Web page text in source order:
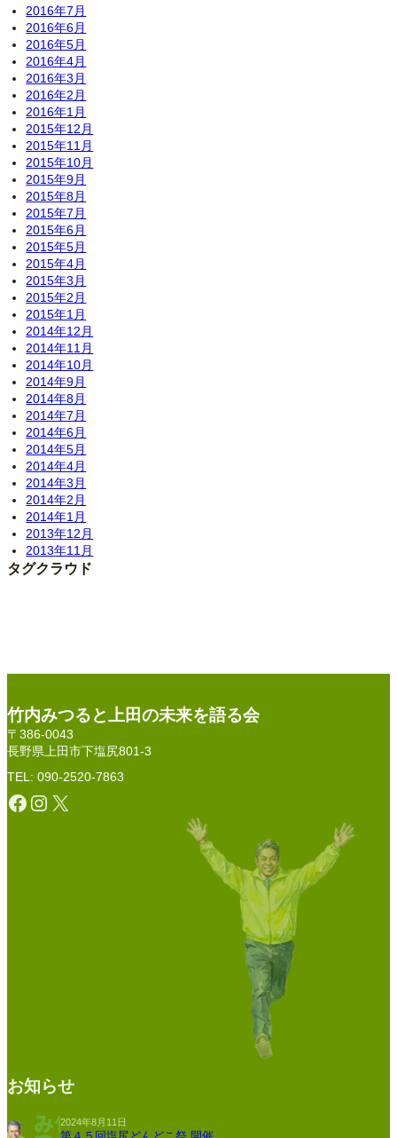
2016年7月
2016年6月
2016年5月
2016年4月
2016年3月
2016年2月
2016年1月
2015年12月
2015年11月
2015年10月
2015年9月
2015年8月
2015年7月
2015年6月
2015年5月
2015年4月
2015年3月
2015年2月
2015年1月
2014年12月
2014年11月
2014年10月
2014年9月
2014年8月
2014年7月
2014年6月
2014年5月
2014年4月
2014年3月
2014年2月
2014年1月
2013年12月
2013年11月
タグクラウド
竹内みつると上田の未来を語る会
〒386-0043
長野県上田市下塩尻801-3
TEL: 090-2520-7863
Facebook Instagram X
お知らせ
2024年8月11日